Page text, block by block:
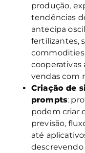
produção,
tendências
antecipa
fertilizantes,
cooperativas
vendas com
Criação de
prompts:
podem criar
previsão,
até